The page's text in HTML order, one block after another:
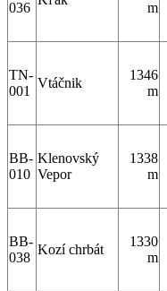
036 m
TN-
001
Vtáčnik
1346
m
BB-
010
Klenovský
Vepor
1338
m
BB-
038
Kozí chrbát
1330
m